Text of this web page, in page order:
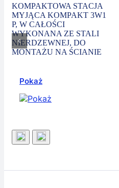
KOMPAKTOWA STACJA
MYJĄCA KOMPAKT 3W1
P, W CAŁOŚCI
WYKONANA ZE STALI
NIERDZEWNEJ, DO
MONTAŻU NA ŚCIANIE
Pokaż